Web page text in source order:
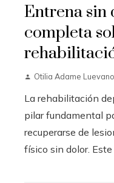
Entrena sin
completa
Otilia Adame Luevano
La rehabilitación
pilar fundamental
recuperarse de
físico sin dolor. Este